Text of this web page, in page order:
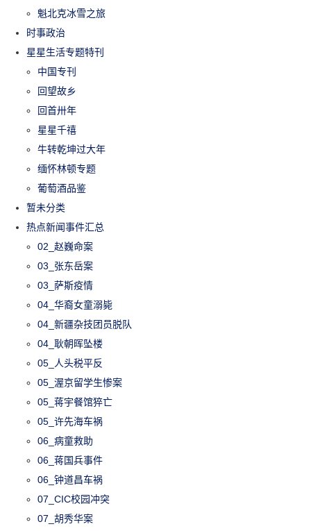
魁北克冰雪之旅
时事政治
星星生活专题特刊
中国专刊
回望故乡
回首卅年
星星千禧
牛转乾坤过大年
缅怀林顿专题
葡萄酒品鉴
暂未分类
热点新闻事件汇总
02_赵巍命案
03_张东岳案
03_萨斯疫情
04_华裔女童溺毙
04_新疆杂技团员脱队
04_耿朝晖坠楼
05_人头税平反
05_渥京留学生惨案
05_蒋宇餐馆猝亡
05_许先海车祸
06_病童救助
06_蒋国兵事件
06_钟道昌车祸
07_CIC校园冲突
07_胡秀华案